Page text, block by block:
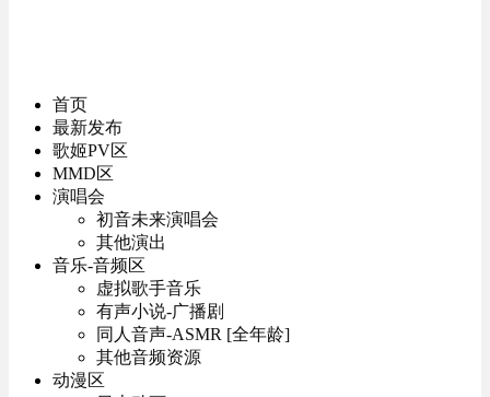
首页
最新发布
歌姬PV区
MMD区
演唱会
初音未来演唱会
其他演出
音乐-音频区
虚拟歌手音乐
有声小说-广播剧
同人音声-ASMR [全年龄]
其他音频资源
动漫区